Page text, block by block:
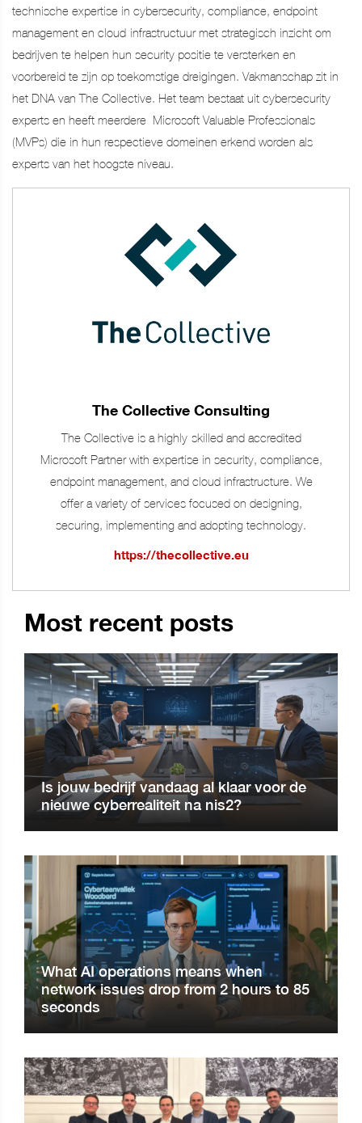
technische expertise in cybersecurity, compliance, endpoint
management en cloud-infrastructuur met strategisch inzicht om
bedrijven te helpen hun security positie te versterken en
voorbereid te zijn op toekomstige dreigingen. Vakmanschap zit in
het DNA van The Collective. Het team bestaat uit cybersecurity
experts en heeft meerdere Microsoft Valuable Professionals
(MVPs) die in hun respectieve domeinen erkend worden als
experts van het hoogste niveau.
The Collective Consulting
The Collective is a highly-skilled and accredited
Microsoft Partner with expertise in security, compliance,
endpoint management, and cloud infrastructure. We
offer a variety of services focused on designing,
securing, implementing and adopting technology.
https://thecollective.eu
Most recent posts
Is jouw bedrijf vandaag al klaar voor de
nieuwe cyberrealiteit na nis2?
What AI operations means when
network issues drop from 2 hours to 85
seconds